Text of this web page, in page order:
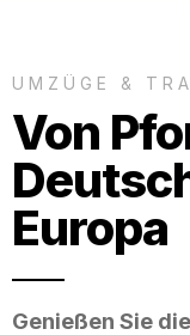
UMZÜGE &
Von
Europa
Genießen Sie